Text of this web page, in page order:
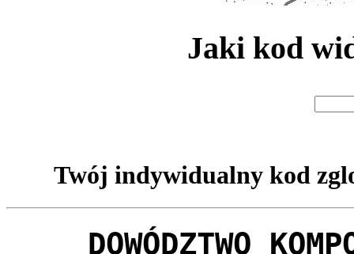
Jaki kod
Twój indywidualny kod
DOWÓDZTWO